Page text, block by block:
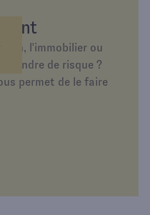
tech, l'immobilier ou
prendre de risque ?
permet de le faire